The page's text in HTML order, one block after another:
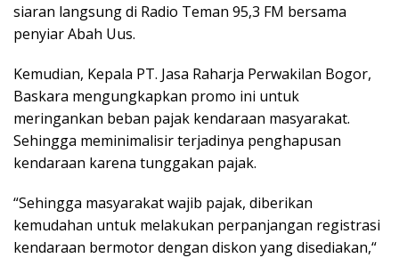
siaran langsung di Radio Teman 95,3 FM bersama
penyiar Abah Uus.
Kemudian, Kepala PT. Jasa Raharja Perwakilan Bogor,
Baskara mengungkapkan promo ini untuk
meringankan beban pajak kendaraan masyarakat.
Sehingga meminimalisir terjadinya penghapusan
kendaraan karena tunggakan pajak.
“Sehingga masyarakat wajib pajak, diberikan
kemudahan untuk melakukan perpanjangan registrasi
kendaraan bermotor dengan diskon yang disediakan,“